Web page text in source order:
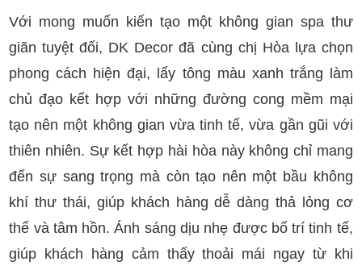
Với mong muốn kiến tạo một không gian spa thư
giãn tuyệt đối, DK Decor đã cùng chị Hòa lựa chọn
phong cách hiện đại, lấy tông màu xanh trắng làm
chủ đạo kết hợp với những đường cong mềm mại
tạo nên một không gian vừa tinh tế, vừa gần gũi với
thiên nhiên. Sự kết hợp hài hòa này không chỉ mang
đến sự sang trọng mà còn tạo nên một bầu không
khí thư thái, giúp khách hàng dễ dàng thả lỏng cơ
thể và tâm hồn. Ánh sáng dịu nhẹ được bố trí tinh tế,
giúp khách hàng cảm thấy thoải mái ngay từ khi